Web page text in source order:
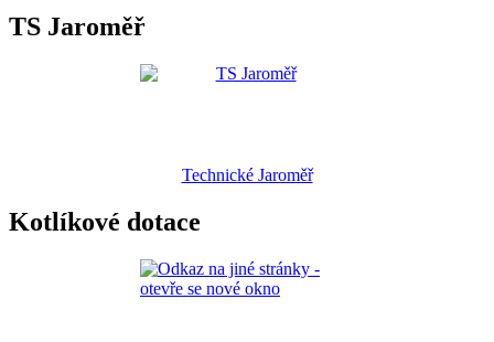
TS Jaroměř
Technické Jaroměř
Kotlíkové dotace